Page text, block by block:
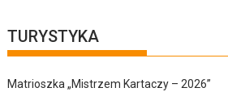
TURYSTYKA
Matrioszka „Mistrzem Kartaczy – 2026”